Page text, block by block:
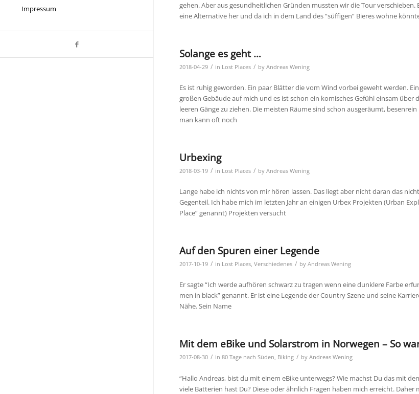
Impressum
gehen. Aber aus gesundheitlichen Gründen mussten wir die Tour verschieben.
eine Alternative her und da ich in dem Land des “süffigen” Bieres wohne
Solange es geht …
2018-04-29 / in Lost Places / by Andreas Wening
Es ist ruhig geworden. Ein paar Blätter die vom Wind vorbei geweht werden.
großen Gebäude auf mich und es ist schon ein komisches Gefühl einsam über
leeren Gänge zu ziehen. Die meisten Räume sind schon ausgeräumt,
man kann oft noch
Urbexing
2018-03-19 / in Lost Places / by Andreas Wening
Lange habe ich nichts von mir hören lassen. Das liegt aber nicht daran das
Gegenteil. Ich habe mich im letzten Jahr an einigen Urbex Projekten (Urban
Place” genannt) Projekten versucht
Auf den Spuren einer Legende
2017-10-19 / in Lost Places, Verschiedenes / by Andreas Wening
Er sagte “Ich werde aufhören schwarz zu tragen wenn eine dunklere Farbe
men in black” genannt. Er ist eine Legende der Country Szene und seine
Nähe. Sein Name
Mit dem eBike und Solarstrom in Norwegen – So
2017-08-30 / in 80 Tage nach Süden, Biking / by Andreas Wening
“Hallo Andreas, bist du mit einem eBike unterwegs? Wie machst Du das mit
viele Batterien hast Du? Diese oder ähnlich Fragen haben mich erreicht. Daher